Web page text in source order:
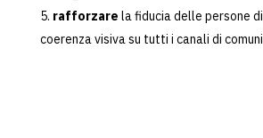
rafforzare la fiducia delle persone
coerenza visiva su tutti i canali di